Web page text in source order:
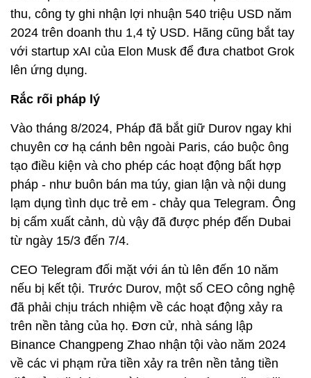
thu, công ty ghi nhận lợi nhuận 540 triệu USD năm
2024 trên doanh thu 1,4 tỷ USD. Hãng cũng bắt tay
với startup xAI của Elon Musk để đưa chatbot Grok
lên ứng dụng.
Rắc rối pháp lý
Vào tháng 8/2024, Pháp đã bắt giữ Durov ngay khi
chuyên cơ hạ cánh bên ngoài Paris, cáo buộc ông
tạo điều kiện và cho phép các hoạt động bất hợp
pháp - như buôn bán ma túy, gian lận và nội dung
lạm dụng tình dục trẻ em - chảy qua Telegram. Ông
bị cấm xuất cảnh, dù vậy đã được phép đến Dubai
từ ngày 15/3 đến 7/4.
CEO Telegram đối mặt với án tù lên đến 10 năm
nếu bị kết tội. Trước Durov, một số CEO công nghệ
đã phải chịu trách nhiệm về các hoạt động xảy ra
trên nền tảng của họ. Đơn cử, nhà sáng lập
Binance Changpeng Zhao nhận tội vào năm 2024
về các vi phạm rửa tiền xảy ra trên nền tảng tiền